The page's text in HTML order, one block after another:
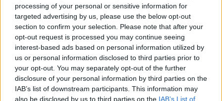
processing of your personal or sensitive information for
targeted advertising by us, please use the below opt-out
section to confirm your selection. Please note that after your
opt-out request is processed you may continue seeing
interest-based ads based on personal information utilized by
us or personal information disclosed to third parties prior to
your opt-out. You may separately opt-out of the further
disclosure of your personal information by third parties on the
IAB’s list of downstream participants. This information may
also be disclosed by us to third parties on the IAB’s List of